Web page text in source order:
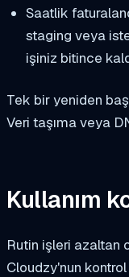
Saatlik
staging veya
işiniz bitince
Tek bir yeniden
Veri taşıma veya
Kullanım
Rutin işleri azaltan
Cloudzy'nun